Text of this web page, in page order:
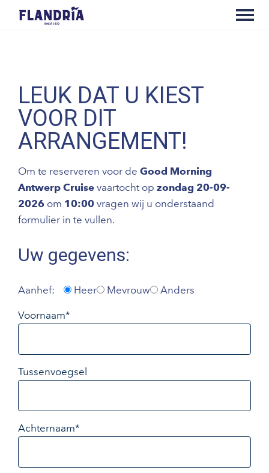
LEUK DAT U KIEST
VOOR DIT
ARRANGEMENT!
Om te reserveren voor de Good Morning
Antwerp Cruise vaartocht op zondag 20-09-
2026 om 10:00 vragen wij u onderstaand
formulier in te vullen.
Uw gegevens:
Aanhef: Heer Mevrouw Anders
Voornaam*
Tussenvoegsel
Achternaam*